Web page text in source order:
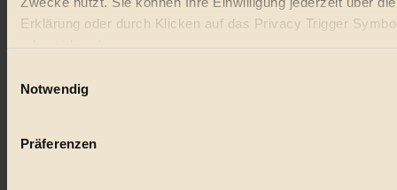
Erklärung oder durch Klicken auf das Privacy Trigger
oder widerrufen
Wenn Sie es erlauben, würden wir auch gerne:
Ihr Gerät durch aktives Scannen nach bestimmten
Notwendig
Präferenzen
kinderbuch